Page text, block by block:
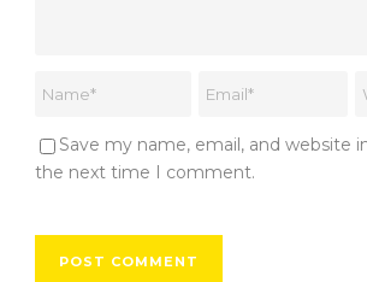
Save my name, email, and website
the next time I comment.